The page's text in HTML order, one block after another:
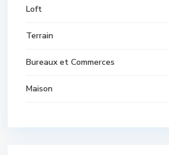
Loft
Terrain
Bureaux et Commerces
Maison